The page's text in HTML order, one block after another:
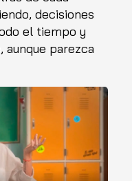
decisiones
el tiempo y
aunque parezca